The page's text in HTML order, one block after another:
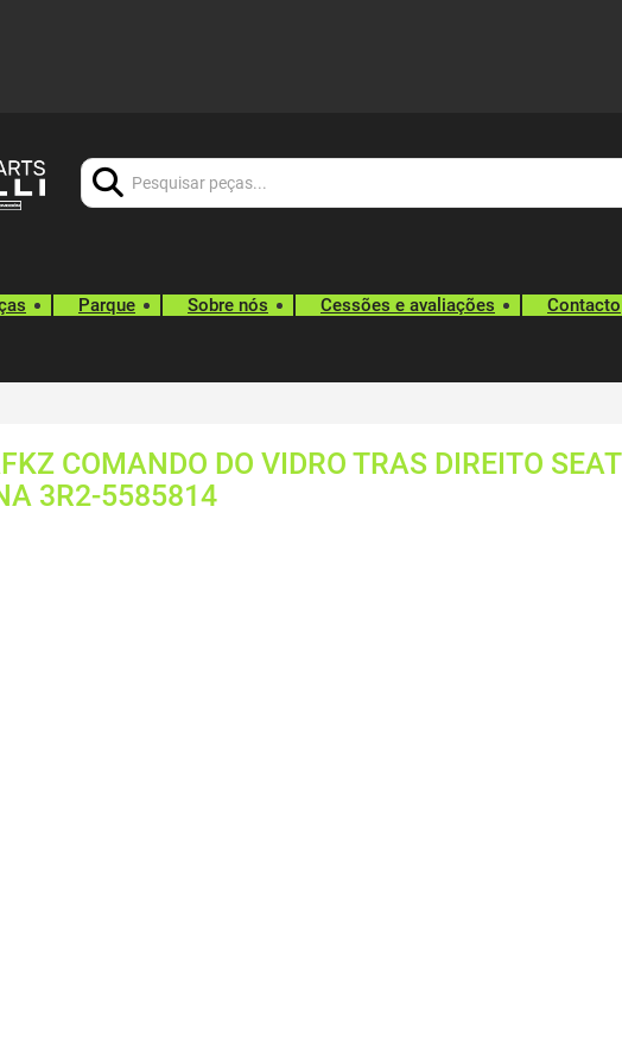
Parque Sobre nós Cessões e avaliações Contacto
COMANDO DO VIDRO TRAS DIREITO SEAT
3R2-5585814